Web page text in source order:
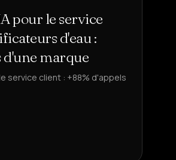
pour le service
d'eau :
d'une marque
service client : +88% d'appels